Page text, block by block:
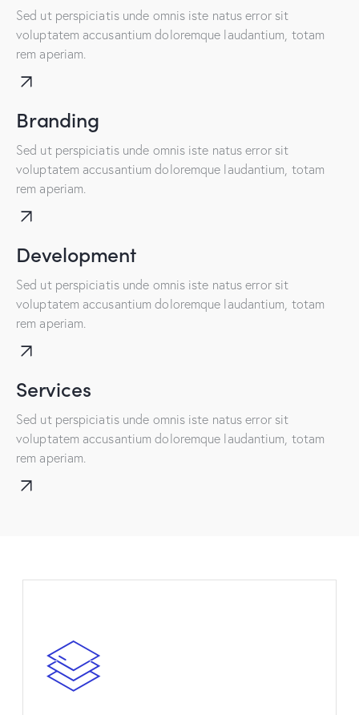
Sed ut perspiciatis unde omnis iste natus error sit
voluptatem accusantium doloremque laudantium, totam
rem aperiam.
Branding
Sed ut perspiciatis unde omnis iste natus error sit
voluptatem accusantium doloremque laudantium, totam
rem aperiam.
Development
Sed ut perspiciatis unde omnis iste natus error sit
voluptatem accusantium doloremque laudantium, totam
rem aperiam.
Services
Sed ut perspiciatis unde omnis iste natus error sit
voluptatem accusantium doloremque laudantium, totam
rem aperiam.